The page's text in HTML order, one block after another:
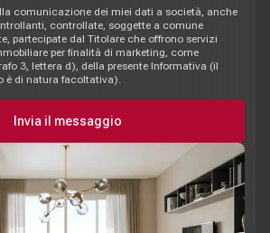
comunicazione dei miei dati a società, anche
controllate, soggette a comune
partecipate dal Titolare che offrono servizi
per finalità di marketing, come
3, lettera d), della presente Informativa (il
è di natura facoltativa).
Invia il messaggio